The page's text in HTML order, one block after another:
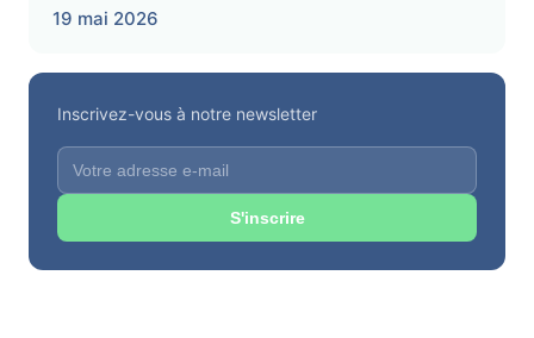
19 mai 2026
Inscrivez-vous à notre newsletter
S'inscrire